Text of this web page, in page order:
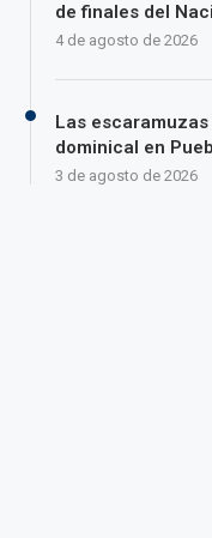
de finales del
4 de agosto de 2026
Las
dominical en
3 de agosto de 2026